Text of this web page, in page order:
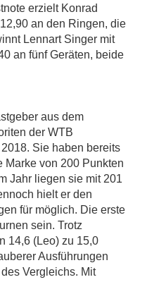
erzielt Konrad
an den Ringen, die
Lennart Singer mit
an fünf Geräten, beide
aus dem
der WTB
Sie haben bereits
Marke von 200 Punkten
Jahr liegen sie mit 201
hielt er den
für möglich. Die erste
sein. Trotz
14,6 (Leo) zu 15,0
Ausführungen
Vergleichs. Mit